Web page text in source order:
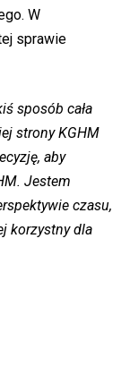
W
sprawie
sposób cała
strony KGHM
aby
Jestem
czasu,
korzystny dla